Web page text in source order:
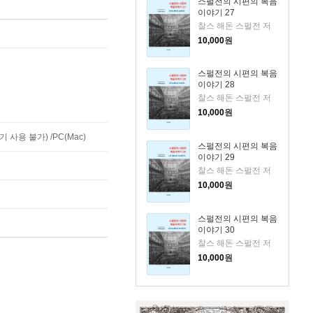
이야기 27
찰스 해돈 스펄전 저
10,000원
스펄전의 시편의 복음
이야기 28
찰스 해돈 스펄전 저
10,000원
스펄전의 시편의 복음
이야기 29
찰스 해돈 스펄전 저
10,000원
스펄전의 시편의 복음
이야기 30
찰스 해돈 스펄전 저
10,000원
사용 불가) /PC(Mac)